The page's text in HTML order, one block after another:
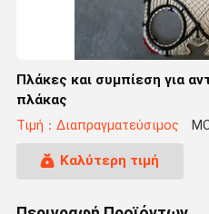
Πλάκες και συμπίεση για
πλάκας
Τιμή：Διαπραγματεύσιμος
Καλύτερη τιμή